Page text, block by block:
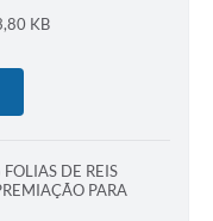
KB
DE REIS
PARA